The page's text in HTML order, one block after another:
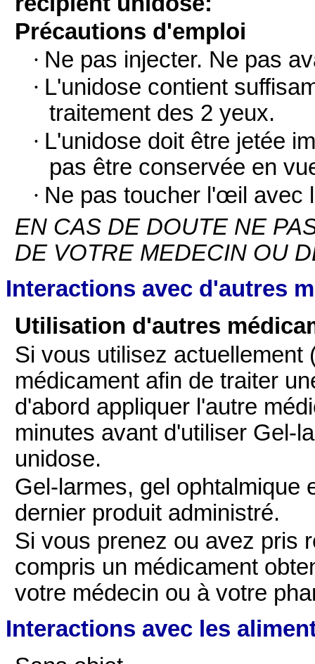
Précautions d'emploi
· Ne pas injecter. Ne pas
· L'unidose contient
traitement des 2 yeux.
· L'unidose doit être jetée
pas être conservée en
· Ne pas toucher l'œil avec
EN CAS DE DOUTE NE
DE VOTRE MEDECIN OU
Interactions avec d'autres
Utilisation d'autres
Si vous utilisez actuellement
médicament afin de traiter
d'abord appliquer l'autre
minutes avant d'utiliser Gel-
unidose.
Gel-larmes, gel ophtalmique
dernier produit administré.
Si vous prenez ou avez pris
compris un médicament
votre médecin ou à votre
Interactions avec les